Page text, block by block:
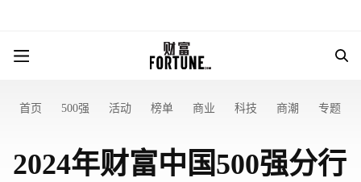
首页 500强 活动 榜单 商业 科技 商潮 专题
2024年财富中国500强分行